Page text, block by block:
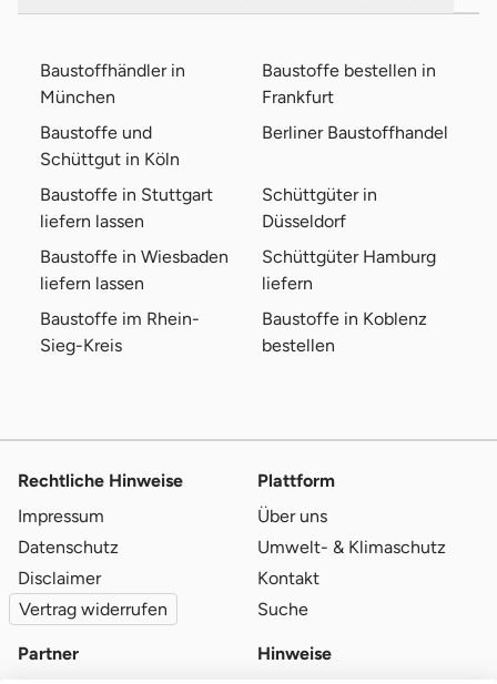
Baustoffhändler in
München
Baustoffe bestellen in
Frankfurt
Baustoffe und
Schüttgut in Köln
Berliner Baustoffhandel
Baustoffe in Stuttgart
liefern lassen
Schüttgüter in
Düsseldorf
Baustoffe in Wiesbaden
liefern lassen
Schüttgüter Hamburg
liefern
Baustoffe im Rhein-
Sieg-Kreis
Baustoffe in Koblenz
bestellen
Rechtliche Hinweise
Impressum
Datenschutz
Disclaimer
Vertrag widerrufen
Plattform
Über uns
Umwelt- & Klimaschutz
Kontakt
Suche
Partner
Hinweise